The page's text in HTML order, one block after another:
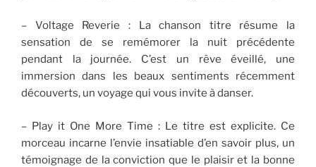
– Voltage Reverie : La chanson titre résume la
sensation de se remémorer la nuit précédente
pendant la journée. C’est un rêve éveillé, une
immersion dans les beaux sentiments récemment
découverts, un voyage qui vous invite à danser.
– Play it One More Time : Le titre est explicite. Ce
morceau incarne l’envie insatiable d’en savoir plus, un
témoignage de la conviction que le plaisir et la bonne